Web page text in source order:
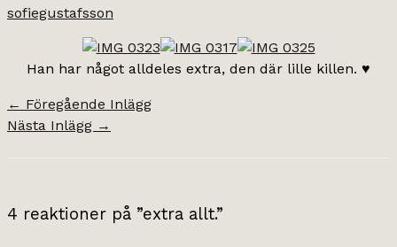
sofiegustafsson
Han har något alldeles extra, den där lille killen. ♥
← Föregående Inlägg
Nästa Inlägg →
4 reaktioner på ”extra allt.”